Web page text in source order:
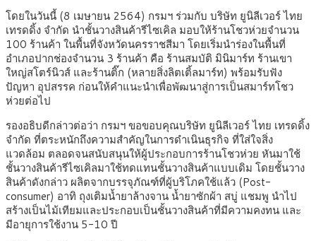
โดยในวันนี้ (8 เมษายน 2564) กรมฯ ร่วมกับ บริษัท ยูนิลีเวอร์ ไทย
เทรดดิ้ง จำกัด นำชั้นวางสินค้ารีไซเคิล มอบให้ร้านโชวห่วยจำนวน
100 ร้านค้า ในพื้นที่จังหวัดนครราชสีมา โดยเริ่มนำร่องในพื้นที่
อำเภอปากช่องจำนวน 3 ร้านค้า คือ ร้านสมบัติ มินิมาร์ท ร้านเขา
ใหญ่สโตร์นิวส์ และร้านติ๊ก (หลายสิ่งลิตเติ้ลมาร์ท) พร้อมรับฟัง
ปัญหา อุปสรรค ก่อนให้คำแนะนำเพื่อพัฒนาสู่การเป็นสมาร์ทโชว
ห่วยต่อไป
รองอธิบดีกล่าวต่อว่า กรมฯ ขอขอบคุณบริษัท ยูนิลีเวอร์ ไทย เทรดดิ้ง
จำกัด ที่ตระหนักถึงความสำคัญในการดำเนินธุรกิจ ที่ใส่ใจสิ่ง
แวดล้อม ตลอดจนสนับสนุนให้ผู้ประกอบการร้านโชวห่วย หันมาใช้
ชั้นวางสินค้ารีไซเคิลมาใช้ทดแทนชั้นวางสินค้าแบบเดิม โดยชั้นวาง
สินค้าดังกล่าว ผลิตจากบรรจุภัณฑ์ที่ผู้บริโภคใช้แล้ว (Post-
consumer) อาทิ ถุงเติมน้ำยาล้างจาน น้ำยาซักผ้า สบู่ แชมพู นำไป
สร้างเป็นไม้เทียมและประกอบเป็นชั้นวางสินค้าที่มีความคงทน และ
มีอายุการใช้งาน 5-10 ปี